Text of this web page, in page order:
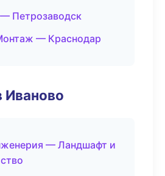
Петрозаводск
— Краснодар
Иваново
— Ландшафт и